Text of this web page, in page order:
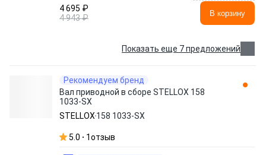
4 695 ₽
4 943 ₽
В корзину
Показать еще 7 предложений
Рекомендуем бренд
Вал приводной в сборе STELLOX 158
1033-SX
STELLOX 158 1033-SX
5.0 1отзыв